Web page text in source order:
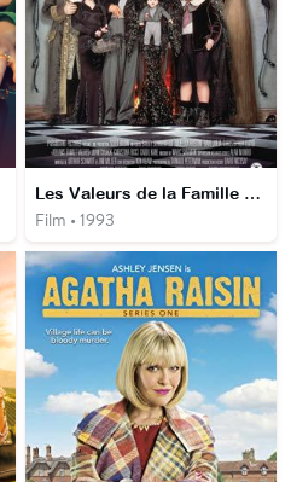
Les Valeurs de la Famille Addams
Film • 1993